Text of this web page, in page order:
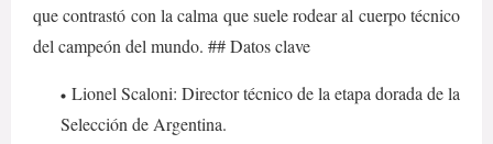
que contrastó con la calma que suele rodear al cuerpo técnico
del campeón del mundo. ## Datos clave
Lionel Scaloni: Director técnico de la etapa dorada de la
Selección de Argentina.